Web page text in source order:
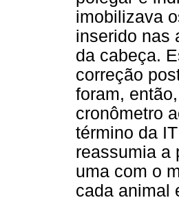
imobilizava
inserido nas
da cabeça.
correção
foram,
cronômetro
término da
reassumia a
uma com o
cada animal